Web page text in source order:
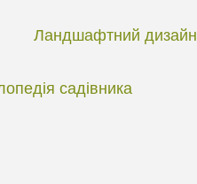
Ландшафтний дизайн
садівника